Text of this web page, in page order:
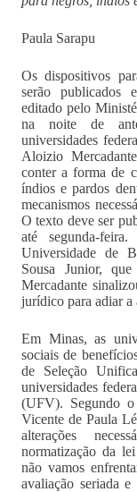
Paula Sarapu
Os dispositivos
serão publicados
editado pelo
na noite de
universidades
Aloizio
conter a forma de
índios e pardos
mecanismos
O texto deve ser
até segunda-
Universidade de
Sousa Junior,
Mercadante
jurídico para adiar a
Em Minas, as
sociais de
de Seleção
universidades
(UFV). Segundo
Vicente de Paula
alterações
normatização da
não vamos
avaliação seriada